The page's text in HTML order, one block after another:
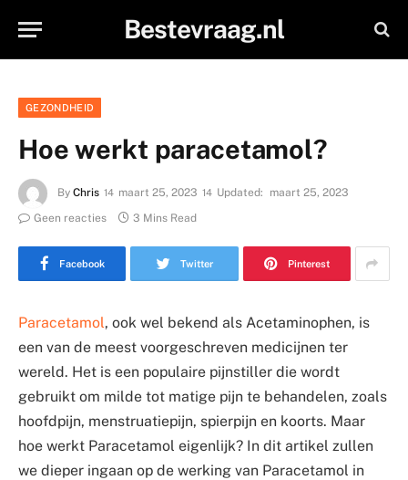
Bestevraag.nl
GEZONDHEID
Hoe werkt paracetamol?
By Chris maart 25, 2023 Updated:
maart 25, 2023
Geen reacties
3 Mins Read
Facebook Twitter Pinterest
Paracetamol, ook wel bekend als Acetaminophen, is
een van de meest voorgeschreven medicijnen ter
wereld. Het is een populaire pijnstiller die wordt
gebruikt om milde tot matige pijn te behandelen, zoals
hoofdpijn, menstruatiepijn, spierpijn en koorts. Maar
hoe werkt Paracetamol eigenlijk? In dit artikel zullen
we dieper ingaan op de werking van Paracetamol in